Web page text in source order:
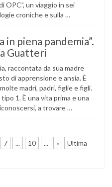
OPC”, un viaggio in sei
croniche e sulla …
in piena pandemia”.
Guatteri
raccontata da sua madre
di apprensione e ansia. È
madri, padri, figlie e figli.
1. È una vita prima e una
a trovare …
7 ... 10 ... »
Ultima